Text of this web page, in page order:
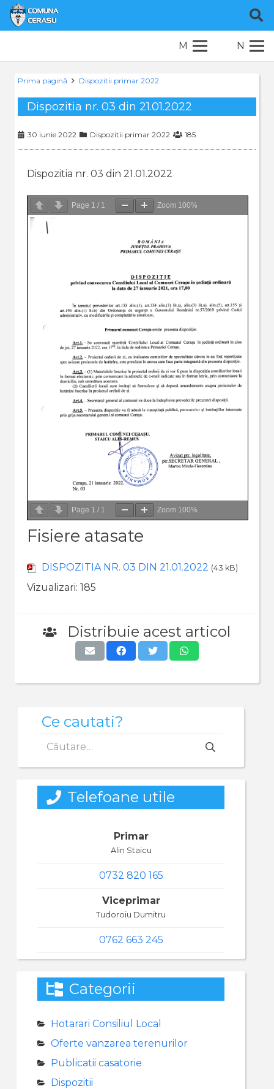
M N
Prima pagină Dispozitii primar 2022
Dispozitia nr. 03 din 21.01.2022
30 iunie 2022 Dispozitii primar 2022 185
Dispozitia nr. 03 din 21.01.2022
Page 1 / 1 Zoom 100%
Page 1 / 1 Zoom 100%
Fisiere atasate
DISPOZITIA NR. 03 DIN 21.01.2022 (43 kB)
Vizualizari: 185
Distribuie acest articol
Ce cautati?
după:
Telefoane utile
Primar
Alin Staicu
0732 820 165
Viceprimar
Tudoroiu Dumitru
0762 663 245
Categorii
Hotarari Consiliul Local
Oferte vanzarea terenurilor
Publicatii casatorie
Dispozitii